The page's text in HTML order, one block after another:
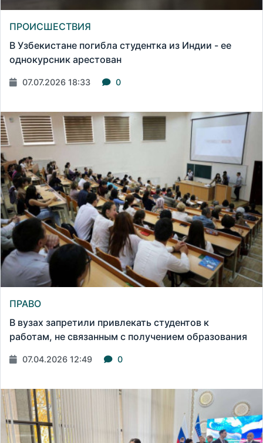
ПРОИСШЕСТВИЯ
В Узбекистане погибла студентка из Индии - ее
однокурсник арестован
07.07.2026 18:33 0
ПРАВО
В вузах запретили привлекать студентов к
работам, не связанным с получением образования
07.04.2026 12:49 0